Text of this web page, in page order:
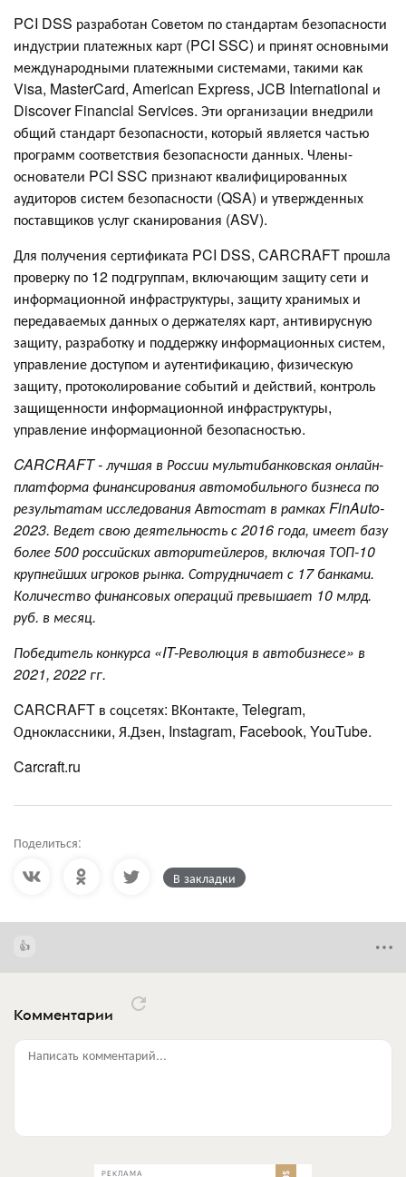
PCI DSS разработан Советом по стандартам безопасности
индустрии платежных карт (PCI SSC) и принят основными
международными платежными системами, такими как
Visa, MasterCard, American Express, JCB International и
Discover Financial Services. Эти организации внедрили
общий стандарт безопасности, который является частью
программ соответствия безопасности данных. Члены-
основатели PCI SSC признают квалифицированных
аудиторов систем безопасности (QSA) и утвержденных
поставщиков услуг сканирования (ASV).
Для получения сертификата PCI DSS, CARCRAFT прошла
проверку по 12 подгруппам, включающим защиту сети и
информационной инфраструктуры, защиту хранимых и
передаваемых данных о держателях карт, антивирусную
защиту, разработку и поддержку информационных систем,
управление доступом и аутентификацию, физическую
защиту, протоколирование событий и действий, контроль
защищенности информационной инфраструктуры,
управление информационной безопасностью.
CARCRAFT - лучшая в России мультибанковская онлайн-
платформа финансирования автомобильного бизнеса по
результатам исследования Автостат в рамках FinAuto-
2023. Ведет свою деятельность с 2016 года, имеет базу
более 500 российских авторитейлеров, включая ТОП-10
крупнейших игроков рынка. Сотрудничает с 17 банками.
Количество финансовых операций превышает 10 млрд.
руб. в месяц.
Победитель конкурса «IT-Революция в автобизнесе» в
2021, 2022 гг.
CARCRAFT в соцсетях: ВКонтакте, Telegram,
Одноклассники, Я.Дзен, Instagram, Facebook, YouTube.
Carcraft.ru
Поделиться:
В закладки
Комментарии
Написать комментарий...
РЕКЛАМА